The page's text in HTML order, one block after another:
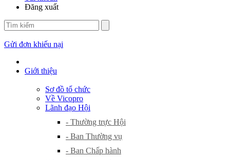
Đăng xuất
Gửi đơn khiếu nại
Giới thiệu
Sơ đồ tổ chức
Về Vicopro
Lãnh đạo Hội
- Thường trực Hội
- Ban Thường vụ
- Ban Chấp hành